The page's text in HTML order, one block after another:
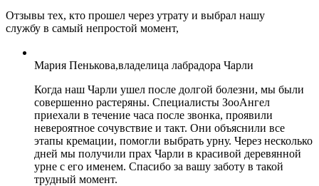
Отзывы тех, кто прошел через утрату и выбрал нашу
службу в самый непростой момент,
Мария Пенькова,владелица лабрадора Чарли
Когда наш Чарли ушел после долгой болезни, мы были
совершенно растеряны. Специалисты ЗооАнгел
приехали в течение часа после звонка, проявили
невероятное сочувствие и такт. Они объяснили все
этапы кремации, помогли выбрать урну. Через несколько
дней мы получили прах Чарли в красивой деревянной
урне с его именем. Спасибо за вашу заботу в такой
трудный момент.